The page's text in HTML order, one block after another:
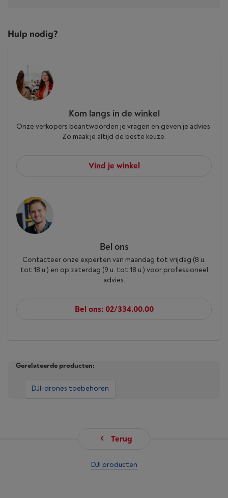
Hulp nodig?
Kom langs in de winkel
Onze verkopers beantwoorden je vragen en geven je advies.
Zo maak je altijd de beste keuze.
Vind je winkel
Bel ons
Contacteer onze experten van maandag tot vrijdag (8 u.
tot 18 u.) en op zaterdag (9 u. tot 18 u.) voor professioneel
advies.
Bel ons: 02/334.00.00
Gerelateerde producten:
DJI-drones toebehoren
Terug
DJI producten